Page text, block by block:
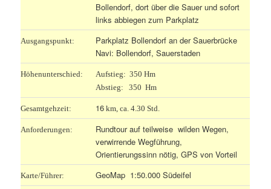
Bollendorf, dort über die Sauer und sofort
links abbiegen zum Parkplatz
Ausgangspunkt:
Parkplatz Bollendorf an der Sauerbrücke
Navi: Bollendorf, Sauerstaden
Höhenunterschied:
Aufstieg: 350 Hm
Abstieg: 350 Hm
Gesamtgehzeit: 16 km, ca. 4.30 Std.
Anforderungen:
Rundtour auf teilweise wilden Wegen,
verwirrende Wegführung,
Orientierungssinn nötig, GPS von Vorteil
Karte/Führer: GeoMap 1:50.000 Südeifel